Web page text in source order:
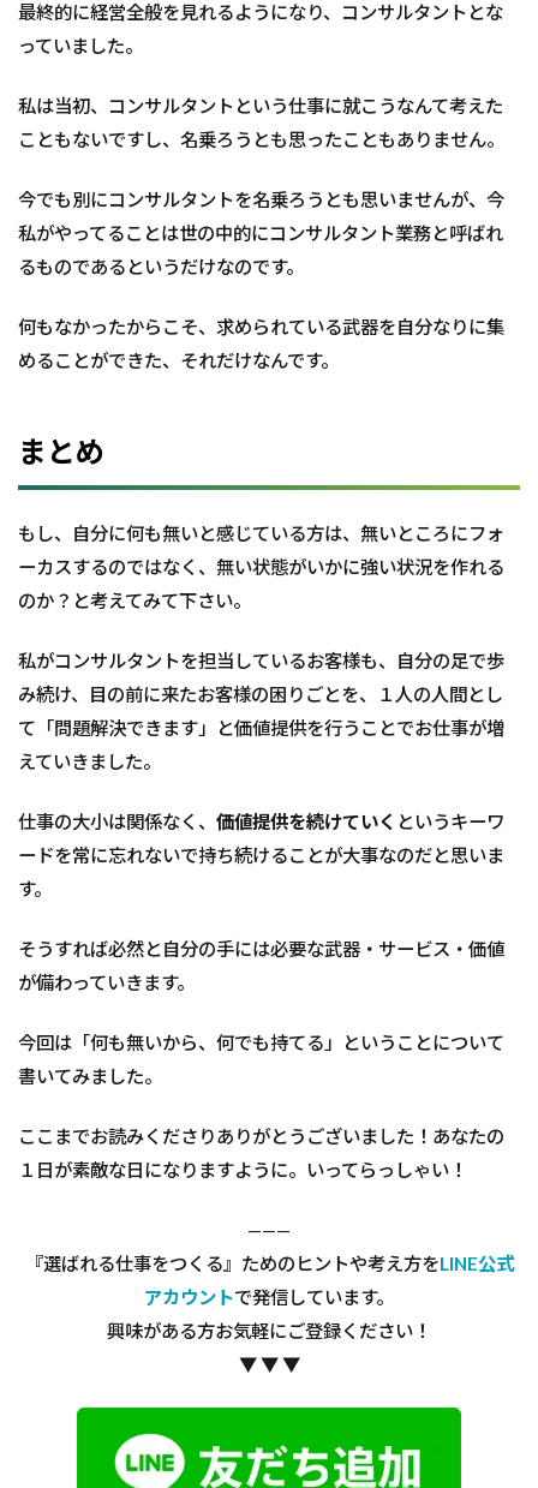
最終的に経営全般を見れるようになり、コンサルタントとな
っていました。
私は当初、コンサルタントという仕事に就こうなんて考えた
こともないですし、名乗ろうとも思ったこともありません。
今でも別にコンサルタントを名乗ろうとも思いませんが、今
私がやってることは世の中的にコンサルタント業務と呼ばれ
るものであるというだけなのです。
何もなかったからこそ、求められている武器を自分なりに集
めることができた、それだけなんです。
まとめ
もし、自分に何も無いと感じている方は、無いところにフォ
ーカスするのではなく、無い状態がいかに強い状況を作れる
のか？と考えてみて下さい。
私がコンサルタントを担当しているお客様も、自分の足で歩
み続け、目の前に来たお客様の困りごとを、１人の人間とし
て「問題解決できます」と価値提供を行うことでお仕事が増
えていきました。
仕事の大小は関係なく、 価値提供を続けていく というキーワ
ードを常に忘れないで持ち続けることが大事なのだと思いま
す。
そうすれば必然と自分の手には必要な武器・サービス・価値
が備わっていきます。
今回は「何も無いから、何でも持てる」ということについて
書いてみました。
ここまでお読みくださりありがとうございました！あなたの
１日が素敵な日になりますように。いってらっしゃい！
———
『選ばれる仕事をつくる』ためのヒントや考え方をLINE公式
アカウントで発信しています。
興味がある方お気軽にご登録ください！
▼ ▼ ▼